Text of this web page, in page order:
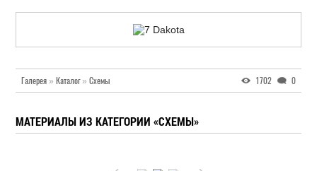
Галерея » Каталог» Схемы 1702 0
МАТЕРИАЛЫ ИЗ КАТЕГОРИИ «СХЕМЫ»